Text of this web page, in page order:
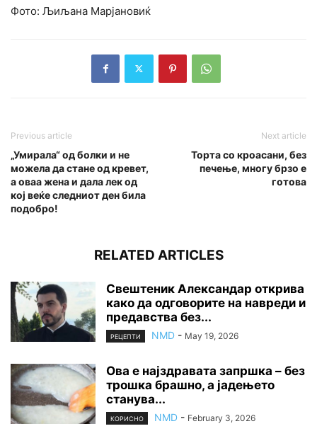
Фото: Љиљана Марјановиќ
Previous article
„Умирала“ од болки и не
можела да стане од кревет,
а оваа жена и дала лек од
кој веќе следниот ден била
подобро!
Next article
Торта со кроасани, без
печење, многу брзо е
готова
RELATED ARTICLES
Свештеник Александар открива
како да одговорите на навреди и
предавства без...
РЕЦЕПТИ NMD - May 19, 2026
Ова е најздравата запршка – без
трошка брашно, а јадењето
станува...
КОРИСНО NMD - February 3, 2026